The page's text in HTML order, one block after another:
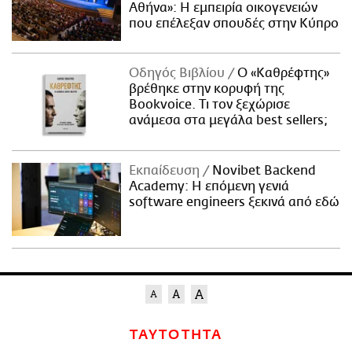
Αθήνα»: Η εμπειρία οικογενειών
που επέλεξαν σπουδές στην Κύπρο
Οδηγός Βιβλίου
Ο «Καθρέφτης»
βρέθηκε στην κορυφή της
Bookvoice. Τι τον ξεχώρισε
ανάμεσα στα μεγάλα best sellers;
Εκπαίδευση
Novibet Backend
Academy: Η επόμενη γενιά
software engineers ξεκινά από εδώ
ΤΑΥΤΟΤΗΤΑ